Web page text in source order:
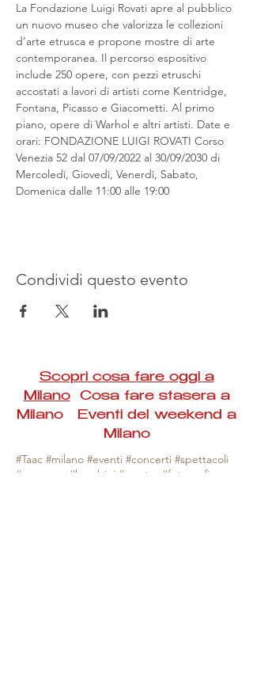
La Fondazione Luigi Rovati apre al pubblico
un nuovo museo che valorizza le collezioni
d’arte etrusca e propone mostre di arte
contemporanea. Il percorso espositivo
include 250 opere, con pezzi etruschi
accostati a lavori di artisti come Kentridge,
Fontana, Picasso e Giacometti. Al primo
piano, opere di Warhol e altri artisti. Date e
orari: FONDAZIONE LUIGI ROVATI Corso
Venezia 52 dal 07/09/2022 al 30/09/2030 di
Mercoledì, Giovedì, Venerdì, Sabato,
Domenica dalle 11:00 alle 19:00
Condividi questo evento
Scopri cosa fare oggi a
MilanoCosa fare stasera a
Milano Eventi del weekend a
Milano
#Taac #milano #eventi #concerti #spettacoli
#rassegne #bambini #mostre #fotografia